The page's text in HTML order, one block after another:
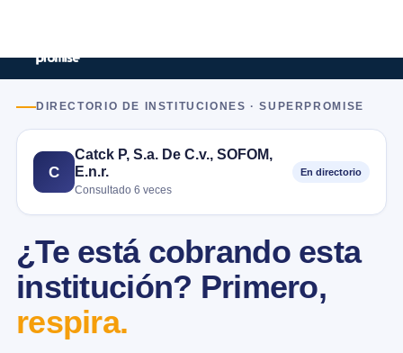
DIRECTORIO DE INSTITUCIONES · SUPERPROMISE
C
Catck P, S.a. De C.v., SOFOM,
E.n.r.
Consultado 6 veces
En directorio
¿Te está cobrando esta
institución? Primero,
respira.